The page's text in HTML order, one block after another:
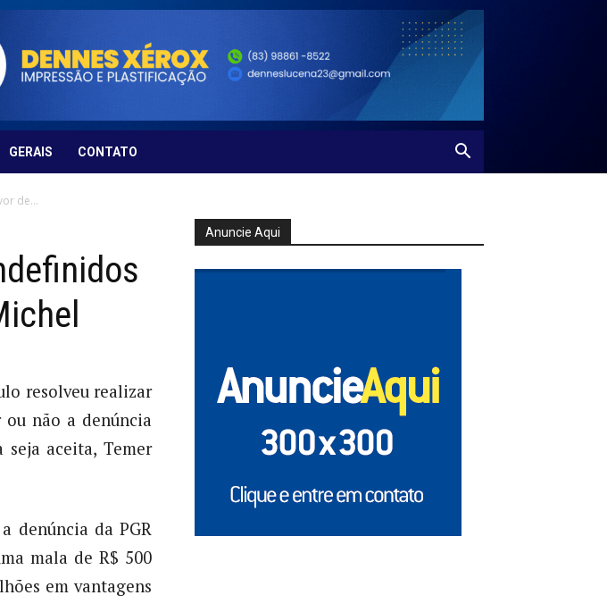
GERAIS CONTATO
de...
resolveu realizar
ou não a denúncia
seja aceita, Temer
denúncia da PGR
mala de R$ 500
em vantagens
Anuncie Aqui